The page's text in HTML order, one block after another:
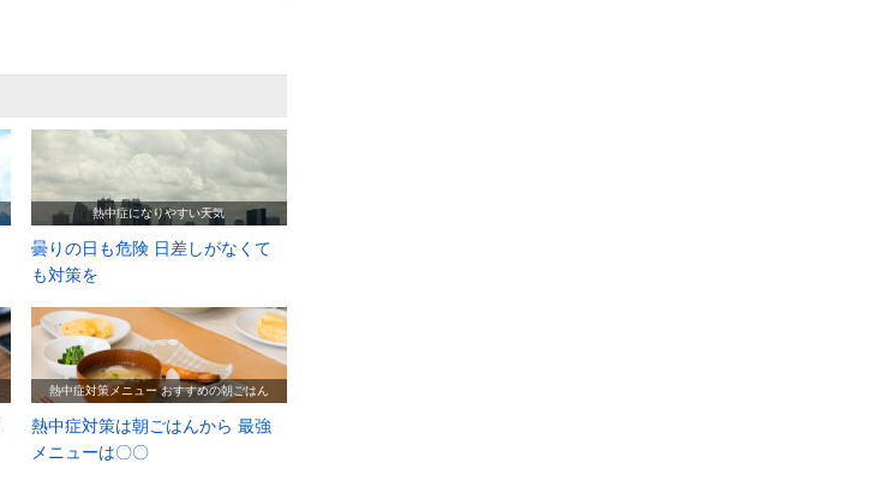
曇りの日も危険 日差しがなくて
も対策を
熱中症になりやすい天気
熱中症対策は朝ごはんから 最強
メニューは〇〇
熱中症対策メニュー おすすめの朝ごはん